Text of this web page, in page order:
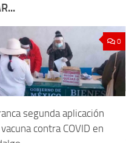
0
segunda aplicación
contra COVID en